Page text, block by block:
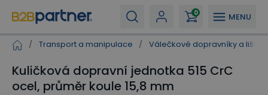
MENU
0
/ Transport a manipulace / Válečkové dopravníky a lišty
Kuličková dopravní jednotka 515 CrC
ocel, průměr koule 15,8 mm